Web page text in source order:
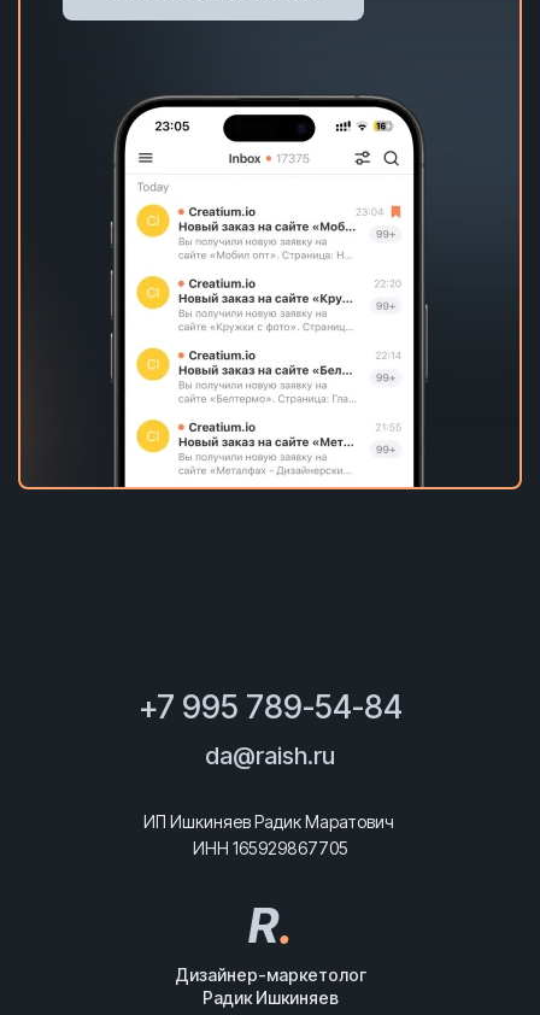
+7 995 789-54-84
da@raish.ru
ИП Ишкиняев Радик Маратович
ИНН 165929867705
R.
Дизайнер-маркетолог
Радик Ишкиняев